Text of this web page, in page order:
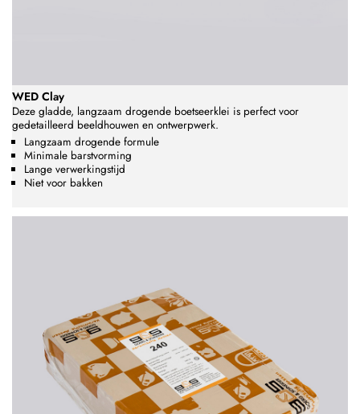
WED Clay
Deze gladde, langzaam drogende boetseerklei is perfect voor
gedetailleerd beeldhouwen en ontwerpwerk.
Langzaam drogende formule
Minimale barstvorming
Lange verwerkingstijd
Niet voor bakken